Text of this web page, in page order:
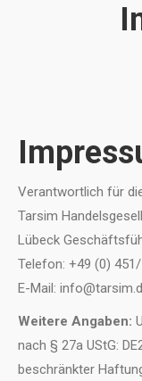
Verantwortlich für
Tarsim
Lübeck
Telefon: +49 (0)
E-Mail:
Weitere Angaben:
nach § 27a UStG:
beschränkter